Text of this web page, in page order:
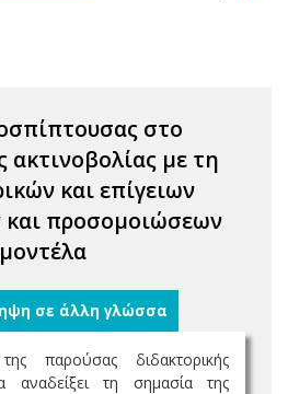
στο
ακτινοβολίας με τη
και επίγειων
προσομοιώσεων
σε άλλη γλώσσα
παρούσας διδακτορικής
αναδείξει τη σημασία της